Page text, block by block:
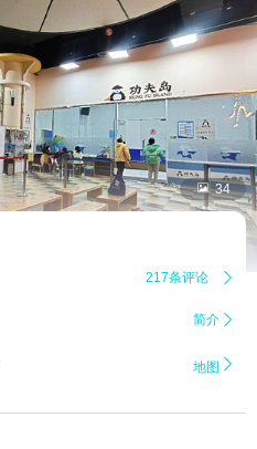
 34
217条评论 
简介 
地图 